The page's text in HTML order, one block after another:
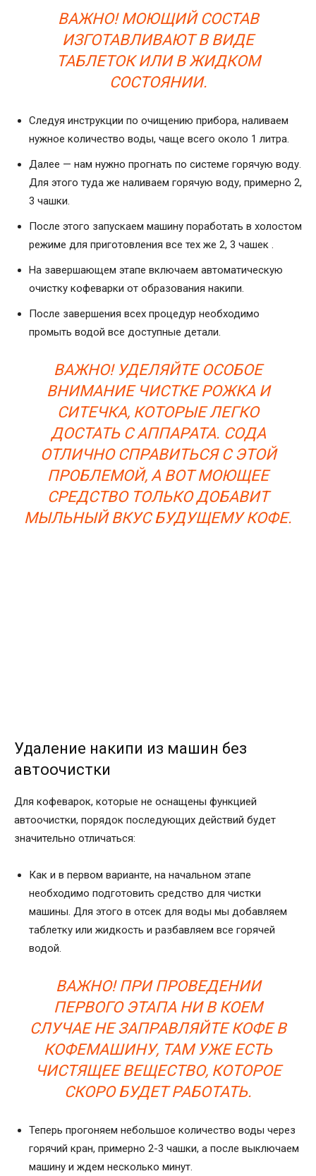
ВАЖНО! МОЮЩИЙ СОСТАВ
ИЗГОТАВЛИВАЮТ В ВИДЕ
ТАБЛЕТОК ИЛИ В ЖИДКОМ
СОСТОЯНИИ.
Следуя инструкции по очищению прибора, наливаем
нужное количество воды, чаще всего около 1 литра.
Далее — нам нужно прогнать по системе горячую воду.
Для этого туда же наливаем горячую воду, примерно 2,
3 чашки.
После этого запускаем машину поработать в холостом
режиме для приготовления все тех же 2, 3 чашек .
На завершающем этапе включаем автоматическую
очистку кофеварки от образования накипи.
После завершения всех процедур необходимо
промыть водой все доступные детали.
ВАЖНО! УДЕЛЯЙТЕ ОСОБОЕ
ВНИМАНИЕ ЧИСТКЕ РОЖКА И
СИТЕЧКА, КОТОРЫЕ ЛЕГКО
ДОСТАТЬ С АППАРАТА. СОДА
ОТЛИЧНО СПРАВИТЬСЯ С ЭТОЙ
ПРОБЛЕМОЙ, А ВОТ МОЮЩЕЕ
СРЕДСТВО ТОЛЬКО ДОБАВИТ
МЫЛЬНЫЙ ВКУС БУДУЩЕМУ КОФЕ.
Удаление накипи из машин без
автоочистки
Для кофеварок, которые не оснащены функцией
автоочистки, порядок последующих действий будет
значительно отличаться:
Как и в первом варианте, на начальном этапе
необходимо подготовить средство для чистки
машины. Для этого в отсек для воды мы добавляем
таблетку или жидкость и разбавляем все горячей
водой.
ВАЖНО! ПРИ ПРОВЕДЕНИИ
ПЕРВОГО ЭТАПА НИ В КОЕМ
СЛУЧАЕ НЕ ЗАПРАВЛЯЙТЕ КОФЕ В
КОФЕМАШИНУ, ТАМ УЖЕ ЕСТЬ
ЧИСТЯЩЕЕ ВЕЩЕСТВО, КОТОРОЕ
СКОРО БУДЕТ РАБОТАТЬ.
Теперь прогоняем небольшое количество воды через
горячий кран, примерно 2-3 чашки, а после выключаем
машину и ждем несколько минут.